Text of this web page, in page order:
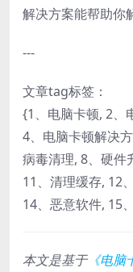
解决方案能帮助你
---
文章tag标签：
{1、电脑卡顿, 2、
4、电脑卡顿解决
病毒清理, 8、硬件
11、清理缓存, 12
14、恶意软件, 15
本文是基于《电脑